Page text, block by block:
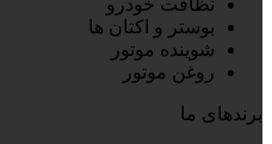
نظافت خودرو
بوستر و اکتان ها
شوینده موتور
روغن موتور
برندهای ما